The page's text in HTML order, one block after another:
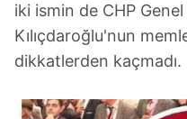
iki ismin de CHP Genel
Kılıçdaroğlu'nun
dikkatlerden kaçmadı.